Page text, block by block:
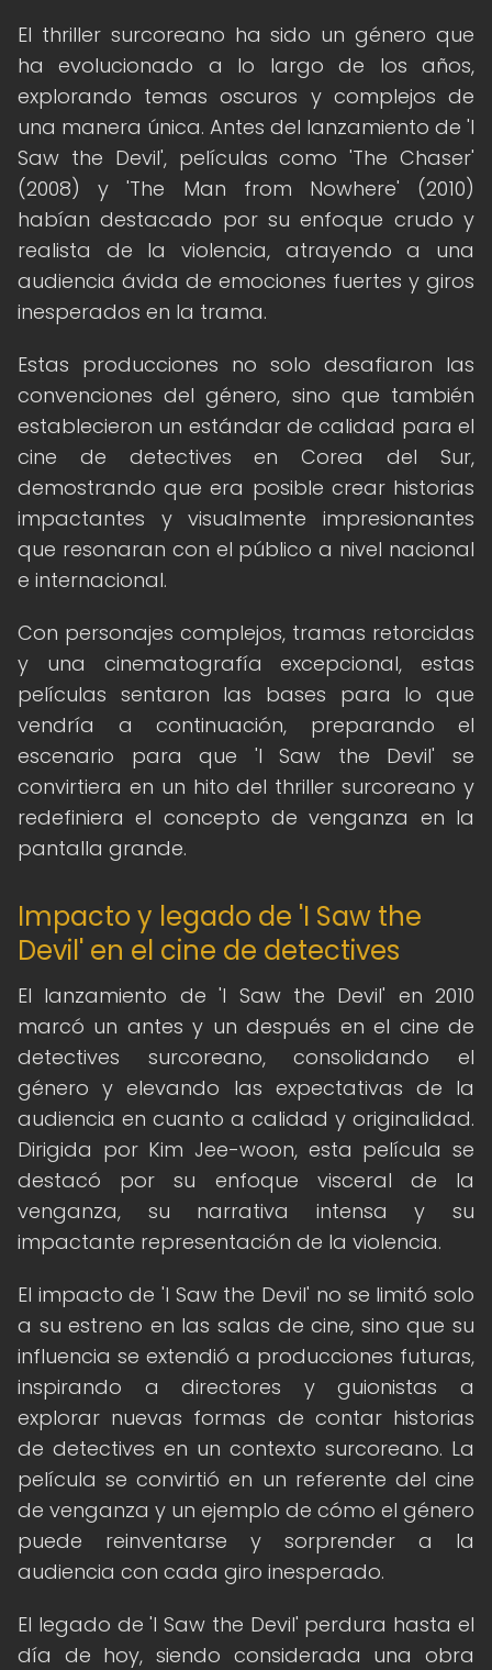
El thriller surcoreano ha sido un género que
ha evolucionado a lo largo de los años,
explorando temas oscuros y complejos de
una manera única. Antes del lanzamiento de 'I
Saw the Devil', películas como 'The Chaser'
(2008) y 'The Man from Nowhere' (2010)
habían destacado por su enfoque crudo y
realista de la violencia, atrayendo a una
audiencia ávida de emociones fuertes y giros
inesperados en la trama.
Estas producciones no solo desafiaron las
convenciones del género, sino que también
establecieron un estándar de calidad para el
cine de detectives en Corea del Sur,
demostrando que era posible crear historias
impactantes y visualmente impresionantes
que resonaran con el público a nivel nacional
e internacional.
Con personajes complejos, tramas retorcidas
y una cinematografía excepcional, estas
películas sentaron las bases para lo que
vendría a continuación, preparando el
escenario para que 'I Saw the Devil' se
convirtiera en un hito del thriller surcoreano y
redefiniera el concepto de venganza en la
pantalla grande.
Impacto y legado de 'I Saw the
Devil' en el cine de detectives
El lanzamiento de 'I Saw the Devil' en 2010
marcó un antes y un después en el cine de
detectives surcoreano, consolidando el
género y elevando las expectativas de la
audiencia en cuanto a calidad y originalidad.
Dirigida por Kim Jee-woon, esta película se
destacó por su enfoque visceral de la
venganza, su narrativa intensa y su
impactante representación de la violencia.
El impacto de 'I Saw the Devil' no se limitó solo
a su estreno en las salas de cine, sino que su
influencia se extendió a producciones futuras,
inspirando a directores y guionistas a
explorar nuevas formas de contar historias
de detectives en un contexto surcoreano. La
película se convirtió en un referente del cine
de venganza y un ejemplo de cómo el género
puede reinventarse y sorprender a la
audiencia con cada giro inesperado.
El legado de 'I Saw the Devil' perdura hasta el
día de hoy, siendo considerada una obra